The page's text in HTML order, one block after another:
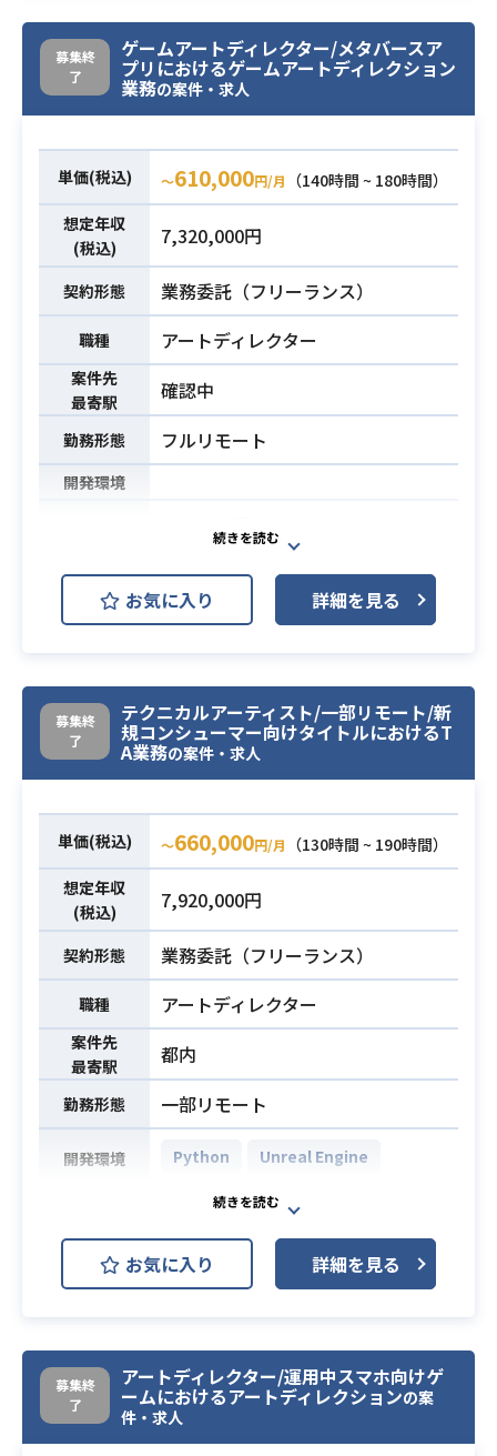
※詳細は面談時にお伝えいたしま
す。
・ゲーム内スチル画像（キャライラ
（大ラフ～仕上げまで）
・IPタイトルのスチル画像（キャラ
・グラフィック制作ツール(Photosh
opなど)の実用経験
・アニメーション制作ツール(Live2D
など)の制作フローを把握できる程度
の使用経験
・プロジェクトにおけるデザインリ
ーダー経験
・外部協力会社との窓口経験
募集終
了
ゲームアートディレクター/メタバースア
プリにおけるゲームアートディレクション
業務の案件・求人
単価(税込) 〜610,000円/月
（140時間 ~ 180時間）
想定年収
(税込)
7,320,000円
契約形態 業務委託（フリーランス）
職種 アートディレクター
案件先
最寄駅
確認中
勤務形態 フルリモート
開発環境
業務内容
・外注管理
・他部署との連携
・そのほかディレクター業務
必須スキル
・ゲームのアートディレクター経験
（2年以上）
・制作の進行管理経験
お気に入り 詳細を見る
募集終
了
テクニカルアーティスト/一部リモート/新
規コンシューマー向けタイトルにおけるT
A業務の案件・求人
単価(税込) 〜660,000円/月
（130時間 ~ 190時間）
想定年収
(税込)
7,920,000円
契約形態 業務委託（フリーランス）
職種 アートディレクター
案件先
最寄駅
都内
勤務形態 一部リモート
開発環境 Python Unreal Engine
Steam／PS5向けの運営型オンライ
ンオープンワールドアクションゲー
ムタイトルの開発において
テクニカルアーティストとしてご参
【主な業務内容】
・コンシューマゲーム開発におけるC
G制作ワークフローの構築
お気に入り 詳細を見る
募集終
了
アートディレクター/運用中スマホ向けゲ
ームにおけるアートディレクションの案
件・求人